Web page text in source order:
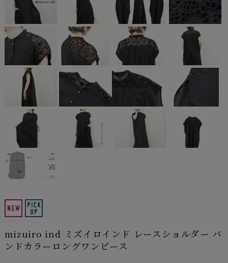
mizuiro ind ミズイロインド レースショルダー バ
ンドカラーロングワンピース